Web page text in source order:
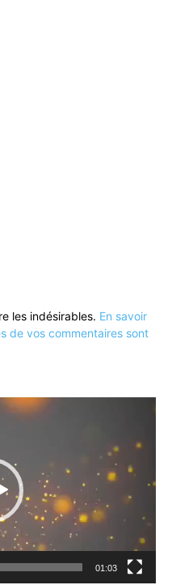
les indésirables. En savoir
de vos commentaires sont
01:03